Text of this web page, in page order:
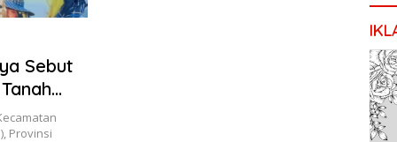
Sebut
Provinsi